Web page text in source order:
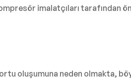
imalatçıları tarafından
oluşumuna neden olmakta,